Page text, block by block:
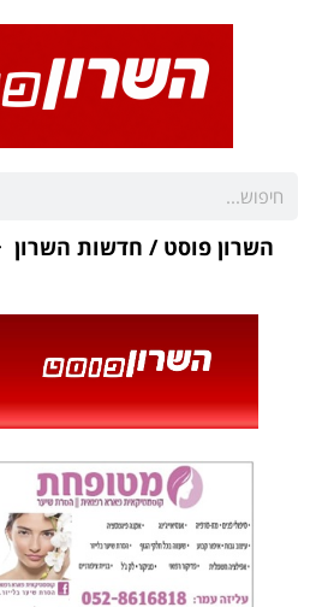
השרון פוסט / חדשות השרון